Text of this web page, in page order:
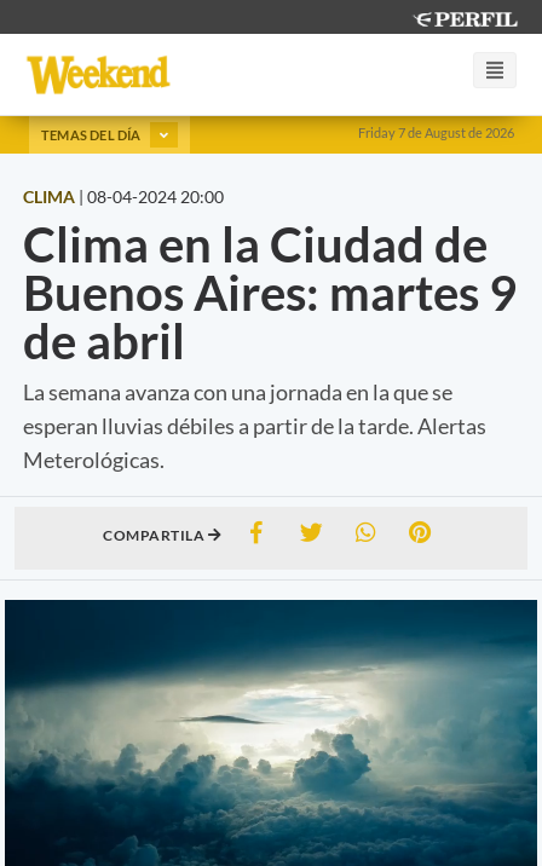
Friday 7 de August de 2026
TEMAS DEL DÍA
CLIMA | 08-04-2024 20:00
Clima en la Ciudad de
Buenos Aires: martes 9
de abril
La semana avanza con una jornada en la que se
esperan lluvias débiles a partir de la tarde. Alertas
Meterológicas.
COMPARTILA